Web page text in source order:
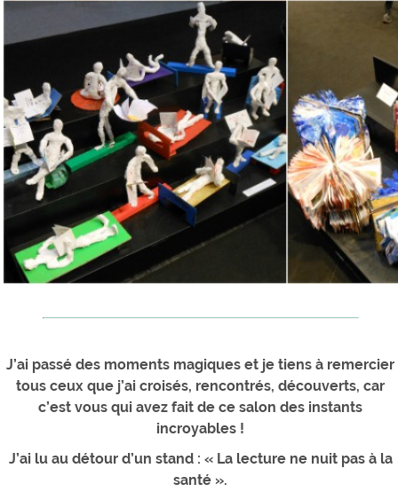
J’ai passé des moments magiques et je tiens à remercier
tous ceux que j’ai croisés, rencontrés, découverts, car
c’est vous qui avez fait de ce salon des instants
incroyables !
J’ai lu au détour d’un stand : « La lecture ne nuit pas à la
santé ».